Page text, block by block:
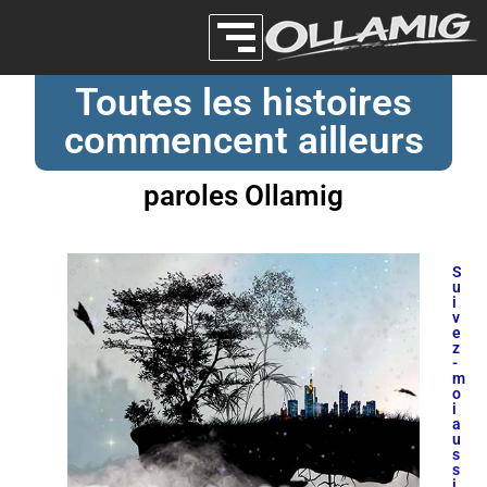
Toutes les histoires
commencent ailleurs
paroles Ollamig
S
u
i
v
e
z
-
m
o
i
a
u
s
s